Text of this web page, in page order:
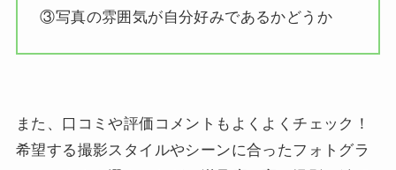
③写真の雰囲気が自分好みであるかどうか
また、口コミや評価コメントもよくよくチェック！
希望する撮影スタイルやシーンに合ったフォトグラ